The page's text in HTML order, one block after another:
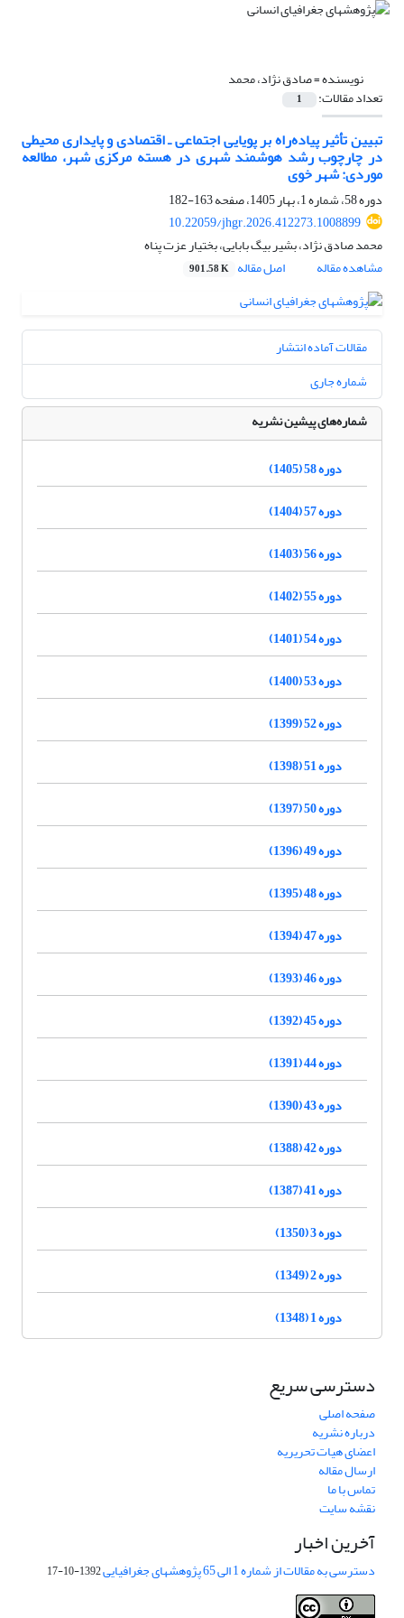
نویسنده =صادق نژاد، محمد
تعداد مقالات: 1
تبیین تأثیر پیاده‌راه بر پویایی اجتماعی ـ اقتصادی و پایداری محیطی
در چارچوب رشد هوشمند شهری در هسته مرکزی شهر، مطالعه
موردی: شهر خوی
دوره 58، شماره 1، بهار 1405، صفحه
163-182
10.22059/jhgr.2026.412273.1008899
محمد صادق نژاد، بشیر بیگ بابایی، بختیار عزت پناه
مشاهده مقاله
اصل مقاله 901.58 K
مقالات آماده انتشار
شماره جاری
شماره‌های پیشین نشریه
دوره 58 (1405)
دوره 57 (1404)
دوره 56 (1403)
دوره 55 (1402)
دوره 54 (1401)
دوره 53 (1400)
دوره 52 (1399)
دوره 51 (1398)
دوره 50 (1397)
دوره 49 (1396)
دوره 48 (1395)
دوره 47 (1394)
دوره 46 (1393)
دوره 45 (1392)
دوره 44 (1391)
دوره 43 (1390)
دوره 42 (1388)
دوره 41 (1387)
دوره 3 (1350)
دوره 2 (1349)
دوره 1 (1348)
دسترسی سریع
صفحه اصلی
درباره نشریه
اعضای هیات تحریریه
ارسال مقاله
تماس با ما
نقشه سایت
آخرین اخبار
دسترسی به مقالات از شماره 1 الی 65 پژوهشهای جغرافیایی 1392-10-17